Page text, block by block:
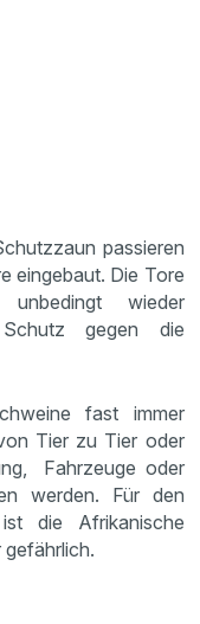
passieren
eingebaut. Die Tore
wieder
gegen die
fast immer
Tier zu Tier oder
Fahrzeuge oder
werden. Für den
die Afrikanische